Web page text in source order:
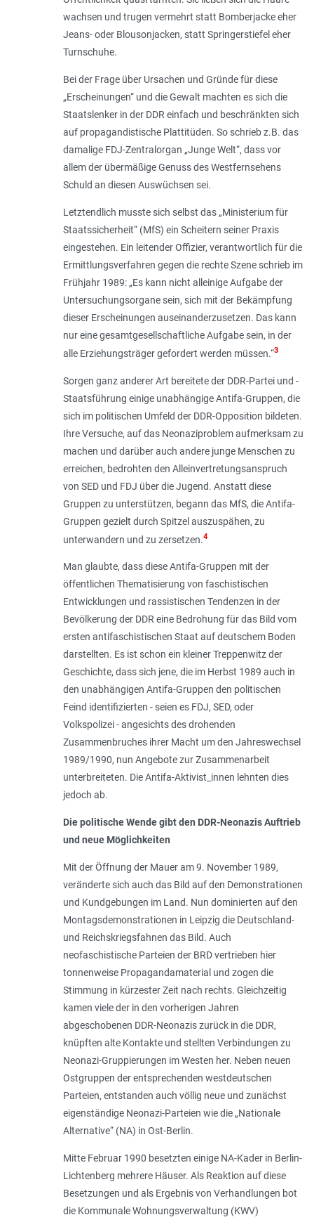
wachsen und trugen vermehrt statt Bomberjacke eher
Jeans- oder Blousonjacken, statt Springerstiefel eher
Turnschuhe.
Bei der Frage über Ursachen und Gründe für diese
„Erscheinungen“ und die Gewalt machten es sich die
Staatslenker in der DDR einfach und beschränkten sich
auf propagandistische Plattitüden. So schrieb z.B. das
damalige FDJ-Zentralorgan „Junge Welt“, dass vor
allem der übermäßige Genuss des Westfernsehens
Schuld an diesen Auswüchsen sei.
Letztendlich musste sich selbst das „Ministerium für
Staatssicherheit“ (MfS) ein Scheitern seiner Praxis
eingestehen. Ein leitender Offizier, verantwortlich für die
Ermittlungsverfahren gegen die rechte Szene schrieb im
Frühjahr 1989: „Es kann nicht alleinige Aufgabe der
Untersuchungsorgane sein, sich mit der Bekämpfung
dieser Erscheinungen auseinanderzusetzen. Das kann
nur eine gesamt­gesellschaftliche Aufgabe sein, in der
alle Erziehungsträger gefordert werden müssen.“3
Sorgen ganz anderer Art bereitete der DDR-Partei und -
Staatsführung einige unabhängige Antifa-Gruppen, die
sich im politischen Umfeld der DDR-Opposition bildeten.
Ihre Versuche, auf das Neonaziproblem aufmerksam zu
machen und darüber auch andere junge Menschen zu
erreichen, bedrohten den Alleinvertretungsanspruch
von SED und FDJ über die Jugend. Anstatt diese
Gruppen zu unterstützen, begann das MfS, die Antifa-
Gruppen gezielt durch Spitzel auszuspähen, zu
unterwandern und zu zersetzen.4
Man glaubte, dass diese Antifa-Gruppen mit der
öffentlichen Thematisierung von faschistischen
Entwicklungen und rassistischen Tendenzen in der
Bevölkerung der DDR eine Bedrohung für das Bild vom
ersten antifaschistischen Staat auf deutschem Boden
darstellten. Es ist schon ein kleiner Treppenwitz der
Geschichte, dass sich jene, die im Herbst 1989 auch in
den unabhängigen Antifa-­Gruppen den politischen
Feind identifizierten - seien es FDJ, SED, oder
Volkspolizei - angesichts des drohenden
Zusammenbruches ihrer Macht um den Jahreswechsel
1989/1990, nun Angebote zur Zusammenarbeit
unterbreiteten. Die Antifa-­Aktivist_innen lehnten dies
jedoch ab.
Die politische Wende gibt den DDR-Neonazis Auftrieb
und neue Möglichkeiten
Mit der Öffnung der Mauer am 9. November 1989,
veränderte sich auch das Bild auf den Demonstrationen
und Kundgebungen im Land. Nun dominierten auf den
Montagsdemonstrationen in Leipzig die Deutschland-
und Reichskriegsfahnen das Bild. Auch
neofaschistische Parteien der BRD vertrieben hier
tonnenweise Propagandamaterial und zogen die
Stimmung in kürzester Zeit nach rechts. Gleichzeitig
kamen viele der in den vorherigen Jahren
abgeschobenen DDR-Neonazis zurück in die DDR,
knüpften alte Kontakte und stellten Verbindungen zu
Neonazi-Gruppierungen im Westen her. Neben neuen
Ostgruppen der entsprechenden westdeutschen
Parteien, entstanden auch völlig neue und zunächst
eigenständige Neonazi-­Parteien wie die „Nationale
Alternative“ (NA) in Ost-Berlin.
Mitte Februar 1990 besetzten einige NA-Kader in Berlin-
Lichtenberg mehrere Häuser. Als Reaktion auf diese
Besetzungen und als Ergebnis von Verhandlungen bot
die Kommunale Wohnungsverwaltung (KWV)